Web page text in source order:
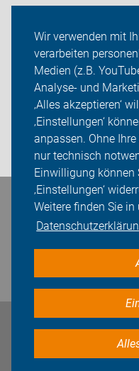
Wir verwenden mit
verarbeiten
Medien (z.B.
Analyse- und
‚Alles akzeptieren‘
‚Einstellungen‘
anpassen. Ohne
nur technisch
Einwilligung können
‚Einstellungen‘
Weitere finden Sie in
Kreisverband Oberberg
Sei dabei
Presse
Login
Bleiben Sie in Kontakt